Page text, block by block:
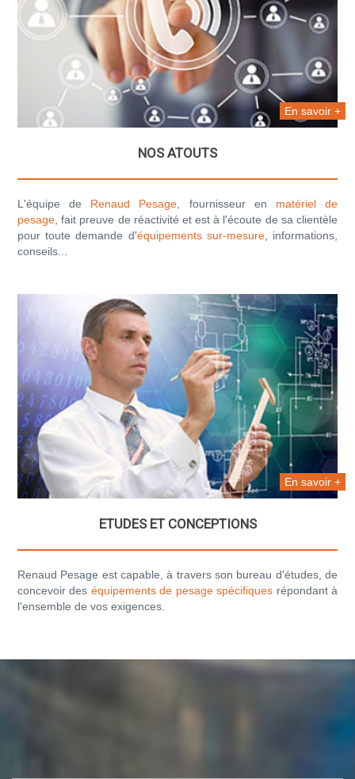
En savoir +
NOS ATOUTS
L'équipe de Renaud Pesage, fournisseur en matériel de
pesage, fait preuve de réactivité et est à l'écoute de sa clientèle
pour toute demande d'équipements sur-mesure, informations,
conseils...
En savoir +
ETUDES ET CONCEPTIONS
Renaud Pesage est capable, à travers son bureau d'études, de
concevoir des équipements de pesage spécifiques répondant à
l'ensemble de vos exigences.